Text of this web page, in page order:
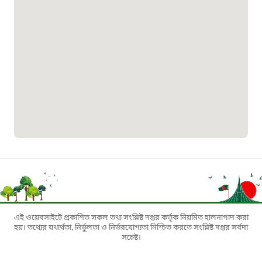
১৬৪৪৫
পাসপোর্ট বাতায়ন হটলাইন
১৬১৭১
বাংলাদেশ মুক্তিযোদ্ধা কল্যাণ ট্রাস্ট
এই ওয়েবসাইটে প্রকাশিত সকল তথ্য সংশ্লিষ্ট দপ্তর কর্তৃক নিয়মিত হালনাগাদ করা
হয়। তথ্যের যথার্থতা, নির্ভুলতা ও নির্ভরযোগ্যতা নিশ্চিত করতে সংশ্লিষ্ট দপ্তর সর্বদা
সচেষ্ট।